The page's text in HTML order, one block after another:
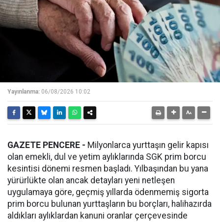
Yayınlanma: 06/08/2026 10:02
GAZETE PENCERE - Milyonlarca yurttaşın gelir kapısı
olan emekli, dul ve yetim aylıklarında SGK prim borcu
kesintisi dönemi resmen başladı. Yılbaşından bu yana
yürürlükte olan ancak detayları yeni netleşen
uygulamaya göre, geçmiş yıllarda ödenmemiş sigorta
prim borcu bulunan yurttaşların bu borçları, halihazırda
aldıkları aylıklardan kanuni oranlar çerçevesinde